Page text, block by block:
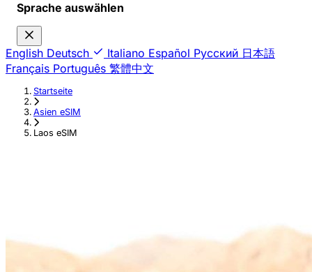
Sprache auswählen
English Deutsch Italiano Español Русский 日本語
Français Português 繁體中文
Startseite
›
Asien eSIM
›
Laos eSIM